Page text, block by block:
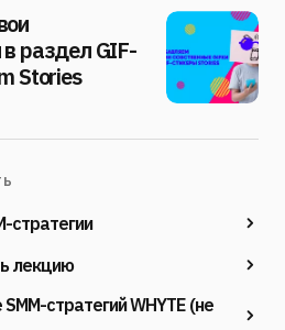
раздел GIF-
Stories
стратегии
лекцию
стратегий WHYTE (не